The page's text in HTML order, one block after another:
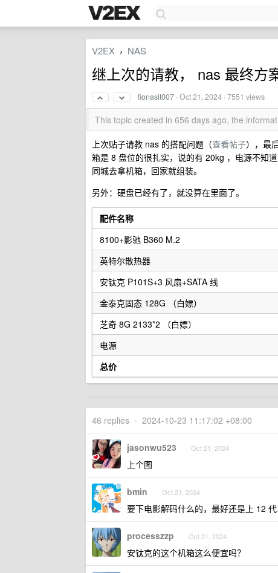
V2EX › NAS
继上次的请教， nas 最终方
fionasit007 ·Oct 21, 2024 · 7551 views
This topic created in 656 days ago, the
上次贴子请教 nas 的搭配问题（查看帖子），最
箱是 8 盘位的很扎实，说的有 20kg ，电源不知
同城去拿机箱，回家就组装。
另外：硬盘已经有了，就没算在里面了。
配件名称
8100+影驰 B360 M.2
英特尔散热器
安钛克 P101S+3 风扇+SATA 线
金泰克固态 128G （白嫖）
芝奇 8G 2133*2 （白嫖）
电源
总价
46 replies • 2024-10-23 11:17:02 +08:00
jasonwu523 Oct 21, 2024
上个图
bmin Oct 21, 2024
要下电影解码什么的，最好还是上 12
processzzp Oct 21, 2024
安钛克的这个机箱这么便宜吗？